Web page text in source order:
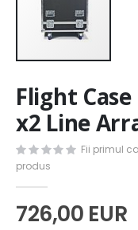
to
the
beginning
of
the
images
gallery
Flight Case
x2 Line
Fii primul
produs
726,00 EUR